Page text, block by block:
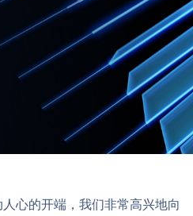
人心的开端，我们非常高兴地向